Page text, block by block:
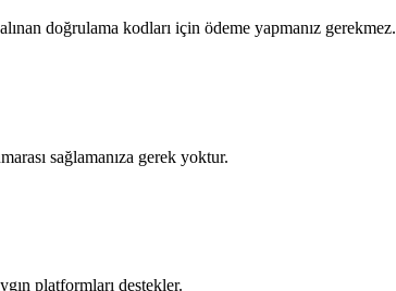
doğrulama kodları için ödeme yapmanız gerekmez.
sağlamanıza gerek yoktur.
platformları destekler.